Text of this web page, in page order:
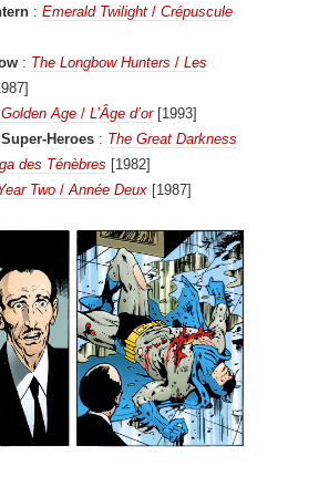
: Emerald Twilight / Crépuscule
: The Longbow Hunters / Les
Age / L’Âge d’or[1993]
Heroes : The Great Darkness
des Ténèbres [1982]
Two / Année Deux [1987]